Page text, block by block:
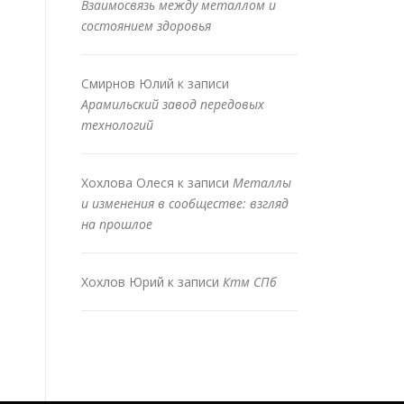
Взаимосвязь между металлом и
состоянием здоровья
Смирнов Юлий к записи
Арамильский завод передовых
технологий
Хохлова Олеся к записи Металлы
и изменения в сообществе: взгляд
на прошлое
Хохлов Юрий к записи Ктм СПб